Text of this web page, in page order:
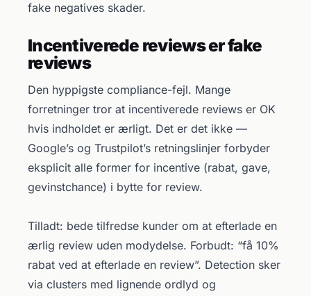
fake negatives skader.
Incentiverede reviews er fake
reviews
Den hyppigste compliance-fejl. Mange
forretninger tror at incentiverede reviews er OK
hvis indholdet er ærligt. Det er det ikke —
Google’s og Trustpilot’s retningslinjer forbyder
eksplicit alle former for incentive (rabat, gave,
gevinstchance) i bytte for review.
Tilladt: bede tilfredse kunder om at efterlade en
ærlig review uden modydelse. Forbudt: “få 10%
rabat ved at efterlade en review”. Detection sker
via clusters med lignende ordlyd og